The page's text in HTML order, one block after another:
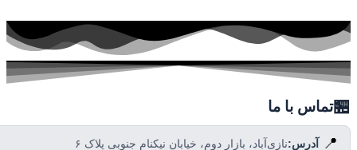
تماس با ما
📍 آدرس:نازی‌آباد، بازار دوم، خیابان نیکنام جنوبی پلاک ۶